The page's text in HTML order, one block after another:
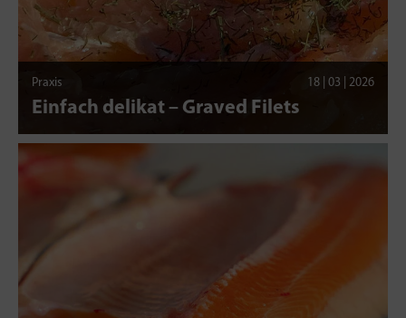
Praxis 18 | 03 | 2026
Einfach delikat – Graved Filets